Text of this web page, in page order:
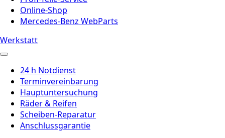
Online-Shop
Mercedes-Benz WebParts
Werkstatt
24 h Notdienst
Terminvereinbarung
Hauptuntersuchung
Räder & Reifen
Scheiben-Reparatur
Anschlussgarantie